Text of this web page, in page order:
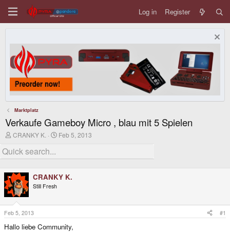
Log in Register
Marktplatz
Verkaufe Gameboy Micro , blau mit 5 Spielen
T
r
e
d
s
t
a
r
t
e
r
CRANKY K.
S
r
d
a
Feb 5, 2013
CRANKY K.
Still Fresh
Feb 5, 2013 #1
Hallo liebe Community,